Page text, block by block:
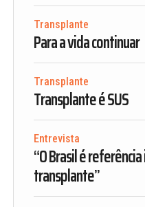
Transplante
Para a vida continuar
Transplante
Transplante é SUS
Entrevista
“O Brasil é
transplante”